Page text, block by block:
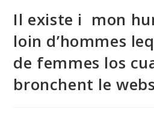
Il existe i mon
loin d’hommes
de femmes los
bronchent le